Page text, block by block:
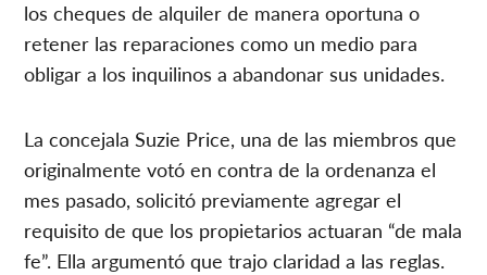
los cheques de alquiler de manera oportuna o
retener las reparaciones como un medio para
obligar a los inquilinos a abandonar sus unidades.
La concejala Suzie Price, una de las miembros que
originalmente votó en contra de la ordenanza el
mes pasado, solicitó previamente agregar el
requisito de que los propietarios actuaran “de mala
fe”. Ella argumentó que trajo claridad a las reglas.